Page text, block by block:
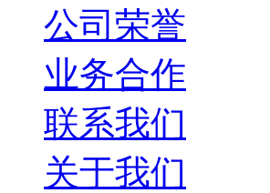
公司荣誉
业务合作
联系我们
关于我们